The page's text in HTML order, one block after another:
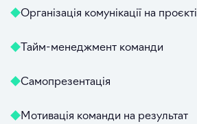
Організація комунікації на проєкті
Тайм-менеджмент команди
Самопрезентація
Мотивація команди на результат